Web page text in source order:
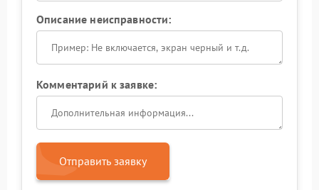
Описание неисправности:
Комментарий к заявке:
Отправить заявку